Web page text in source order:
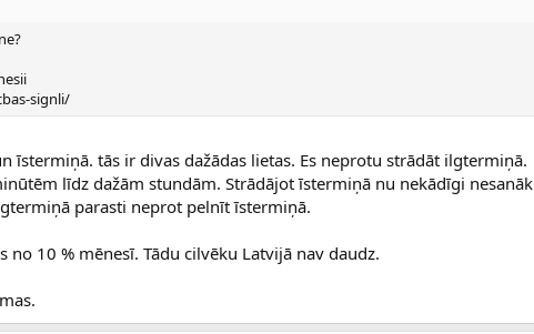
signli/
īstermiņā. tās ir divas dažādas lietas. Es neprotu strādāt ilgtermiņā.
līdz dažām stundām. Strādājot īstermiņā nu nekādīgi nesanāk
parasti neprot pelnīt īstermiņā.
10 % mēnesī. Tādu cilvēku Latvijā nav daudz.